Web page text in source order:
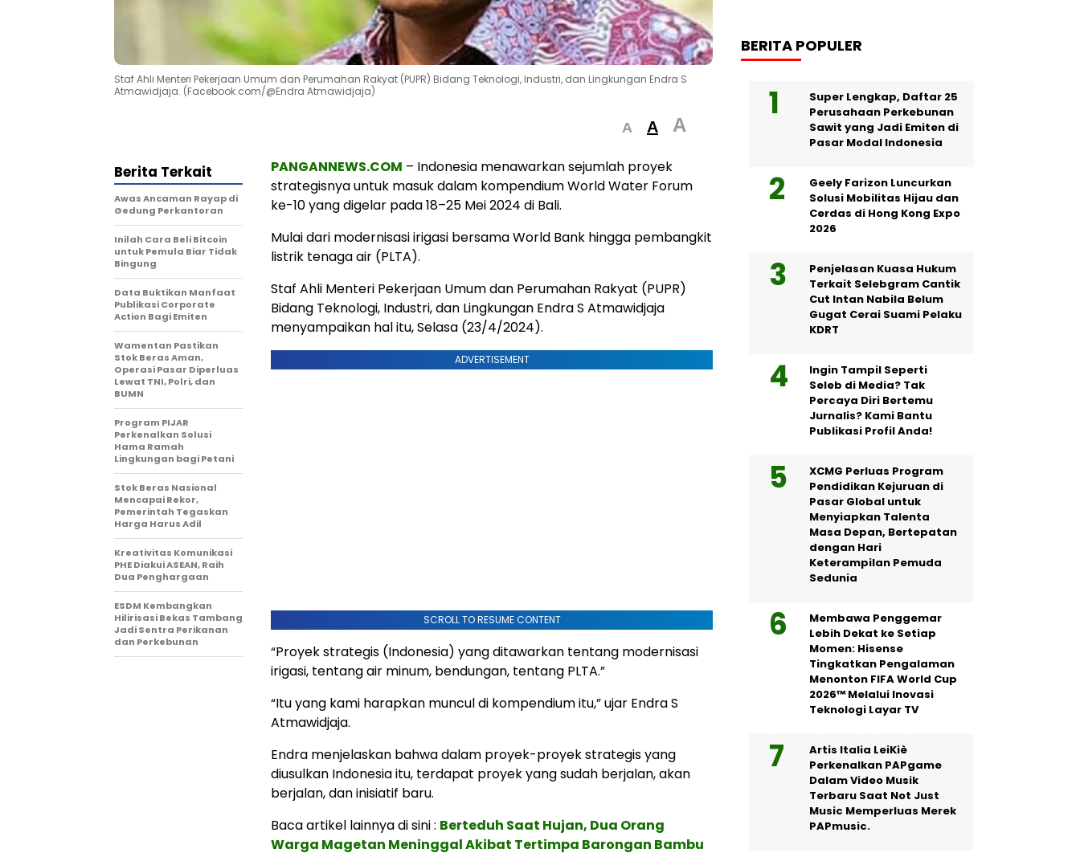
Staf Ahli Menteri Pekerjaan Umum dan Perumahan Rakyat (PUPR) Bidang Teknologi, Industri, dan Lingkungan Endra S
Atmawidjaja. (Facebook.com/@Endra Atmawidjaja)
A A A
PANGANNEWS.COM – Indonesia menawarkan sejumlah proyek
strategisnya untuk masuk dalam kompendium World Water Forum
ke-10 yang digelar pada 18–25 Mei 2024 di Bali.
Mulai dari modernisasi irigasi bersama World Bank hingga pembangkit
listrik tenaga air (PLTA).
Staf Ahli Menteri Pekerjaan Umum dan Perumahan Rakyat (PUPR)
Bidang Teknologi, Industri, dan Lingkungan Endra S Atmawidjaja
menyampaikan hal itu, Selasa (23/4/2024).
ADVERTISEMENT
SCROLL TO RESUME CONTENT
“Proyek strategis (Indonesia) yang ditawarkan tentang modernisasi
irigasi, tentang air minum, bendungan, tentang PLTA.”
“Itu yang kami harapkan muncul di kompendium itu,” ujar Endra S
Atmawidjaja.
Endra menjelaskan bahwa dalam proyek-proyek strategis yang
diusulkan Indonesia itu, terdapat proyek yang sudah berjalan, akan
berjalan, dan inisiatif baru.
Baca artikel lainnya di sini : Berteduh Saat Hujan, Dua Orang
Warga Magetan Meninggal Akibat Tertimpa Barongan Bambu
Berita Terkait
Awas Ancaman Rayap di
Gedung Perkantoran
Inilah Cara Beli Bitcoin
untuk Pemula Biar Tidak
Bingung
Data Buktikan Manfaat
Publikasi Corporate
Action Bagi Emiten
Wamentan Pastikan
Stok Beras Aman,
Operasi Pasar Diperluas
Lewat TNI, Polri, dan
BUMN
Program PIJAR
Perkenalkan Solusi
Hama Ramah
Lingkungan bagi Petani
Stok Beras Nasional
Mencapai Rekor,
Pemerintah Tegaskan
Harga Harus Adil
Kreativitas Komunikasi
PHE Diakui ASEAN, Raih
Dua Penghargaan
ESDM Kembangkan
Hilirisasi Bekas Tambang
Jadi Sentra Perikanan
dan Perkebunan
BERITA POPULER
Super Lengkap, Daftar 25
Perusahaan Perkebunan
Sawit yang Jadi Emiten di
Pasar Modal Indonesia
Geely Farizon Luncurkan
Solusi Mobilitas Hijau dan
Cerdas di Hong Kong Expo
2026
Penjelasan Kuasa Hukum
Terkait Selebgram Cantik
Cut Intan Nabila Belum
Gugat Cerai Suami Pelaku
KDRT
Ingin Tampil Seperti
Seleb di Media? Tak
Percaya Diri Bertemu
Jurnalis? Kami Bantu
Publikasi Profil Anda!
XCMG Perluas Program
Pendidikan Kejuruan di
Pasar Global untuk
Menyiapkan Talenta
Masa Depan, Bertepatan
dengan Hari
Keterampilan Pemuda
Sedunia
Membawa Penggemar
Lebih Dekat ke Setiap
Momen: Hisense
Tingkatkan Pengalaman
Menonton FIFA World Cup
2026™ Melalui Inovasi
Teknologi Layar TV
Artis Italia LeiKiè
Perkenalkan PAPgame
Dalam Video Musik
Terbaru Saat Not Just
Music Memperluas Merek
PAPmusic.